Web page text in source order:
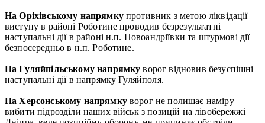
На Оріхівському напрямкупротивник з метою ліквідації
виступу в районі Роботине проводив безрезультатні
наступальні дії в районі н.п. Новоандріївки та штурмові дії
безпосередньо в н.п. Роботине.
На Гуляйпільському напрямку ворог відновив безуспішні
наступальні дії в напрямку Гуляйполя.
На Херсонському напрямкуворог не полишає наміру
вибити підрозділи наших військ з позицій на лівобережжі